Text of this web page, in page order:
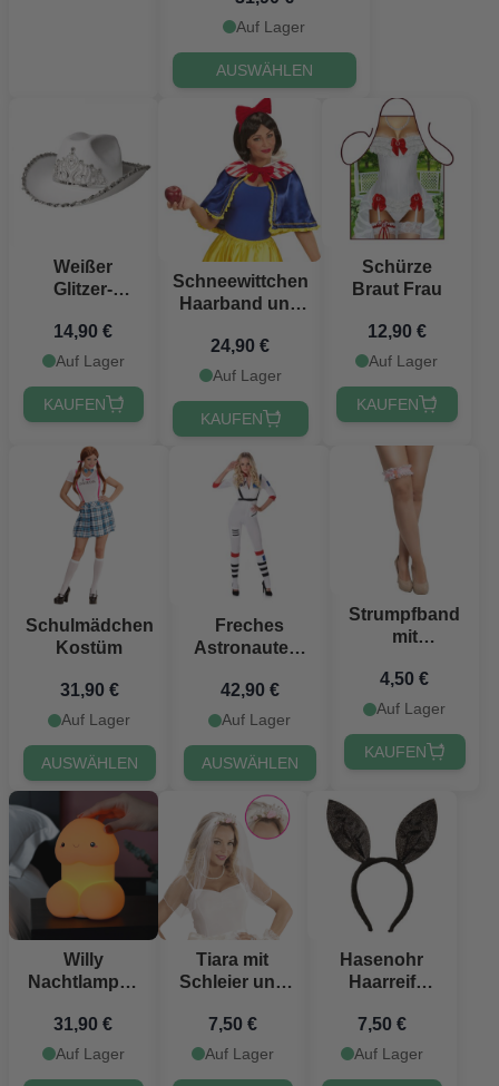
Auf Lager
AUSWÄHLEN
Weißer
Glitzer-
mit
funkelnder
14,90 €
Auf Lager
KAUFEN
Schneewittchen
Haarband und
Einheitsgröße
24,90 €
Auf Lager
KAUFEN
Schürze
Braut Frau
12,90 €
Auf Lager
KAUFEN
Schulmädchen
Kostüm
31,90 €
Auf Lager
AUSWÄHLEN
Freches
Astronauten-
Frauen
42,90 €
Auf Lager
AUSWÄHLEN
Strumpfband
mit
Einheitsgröße
4,50 €
Auf Lager
KAUFEN
Willy
Nachtlampe -
31,90 €
Auf Lager
Tiara mit
Schleier und
7,50 €
Auf Lager
Hasenohr
Haarreif
7,50 €
Auf Lager